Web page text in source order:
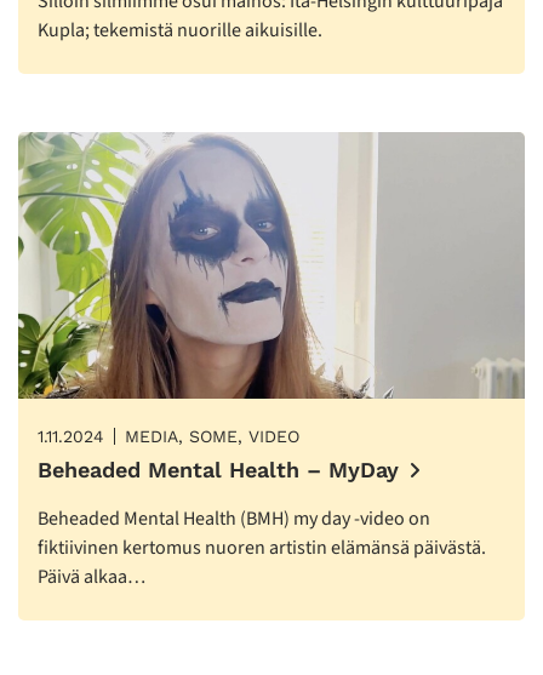
Kupla; tekemistä nuorille aikuisille.
1.11.2024 MEDIA, SOME, VIDEO
Beheaded Mental Health – MyDay
Beheaded Mental Health (BMH) my day -video on
fiktiivinen kertomus nuoren artistin elämänsä päivästä.
Päivä alkaa…